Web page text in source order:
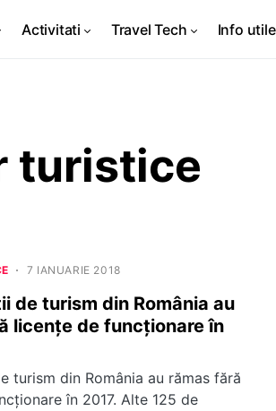
Activitati Travel Tech Info utile
turistice
7 IANUARIE 2018
de turism din România au
licenţe de funcţionare în
turism din România au rămas fără
în 2017. Alte 125 de